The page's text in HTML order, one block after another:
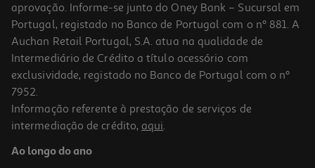
aprovação. Informe-se junto do Oney Bank – Sucursal em
Portugal, registado no Banco de Portugal com o nº 881. A
Auchan Retail Portugal, S.A. atua na qualidade de
Intermediário de Crédito a título acessório com
exclusividade, registado no Banco de Portugal com o nº
7952.
Informação referente à prestação de serviços de
intermediação de crédito, aqui.
Ao longo do ano